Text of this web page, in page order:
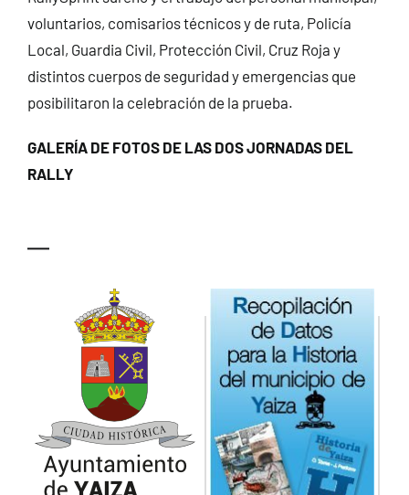
voluntarios, comisarios técnicos y de ruta, Policía
Local, Guardia Civil, Protección Civil, Cruz Roja y
distintos cuerpos de seguridad y emergencias que
posibilitaron la celebración de la prueba.
GALERÍA DE FOTOS DE LAS DOS JORNADAS DEL
RALLY
—